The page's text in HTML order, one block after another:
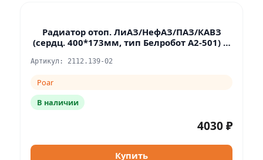
Радиатор отоп. ЛиАЗ/НефАЗ/ПАЗ/КАВЗ
(сердц. 400*173мм, тип Белробот A2-501) (с
Артикул: 2112.139-02
Poar
В наличии
4030 ₽
Купить